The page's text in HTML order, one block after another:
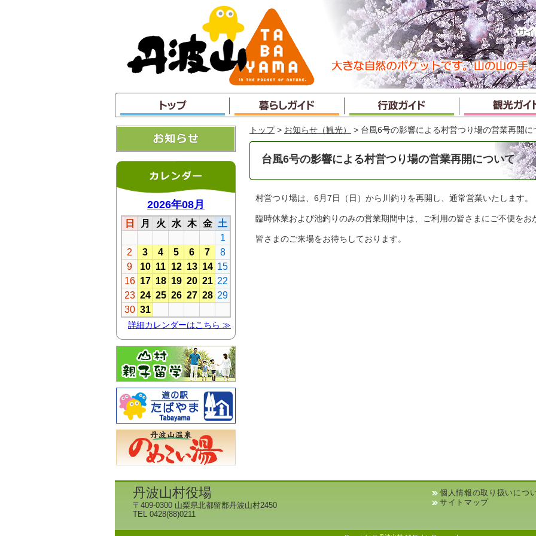
ャ
ン
プ
トップ > お知らせ（観光） > 台風6号の影響による村営つり場の営業再開に
台風6号の影響による村営つり場の営業再開について
村営つり場は、6月7日（日）から川釣りを再開し、通常営業いたします。
臨時休業および池釣りのみの営業期間中は、ご利用の皆さまにご不便をお
皆さまのご来場をお待ちしております。
丹波山村役場
〒409-0300 山梨県北都留郡丹波山村2450
TEL 0428(88)0211
個人情報の取り扱いにつ
サイトマップ